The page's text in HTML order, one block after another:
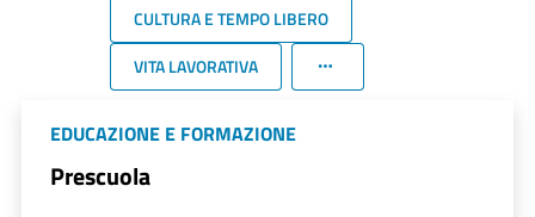
CULTURA E TEMPO LIBERO
VITA LAVORATIVA
EDUCAZIONE E FORMAZIONE
Prescuola